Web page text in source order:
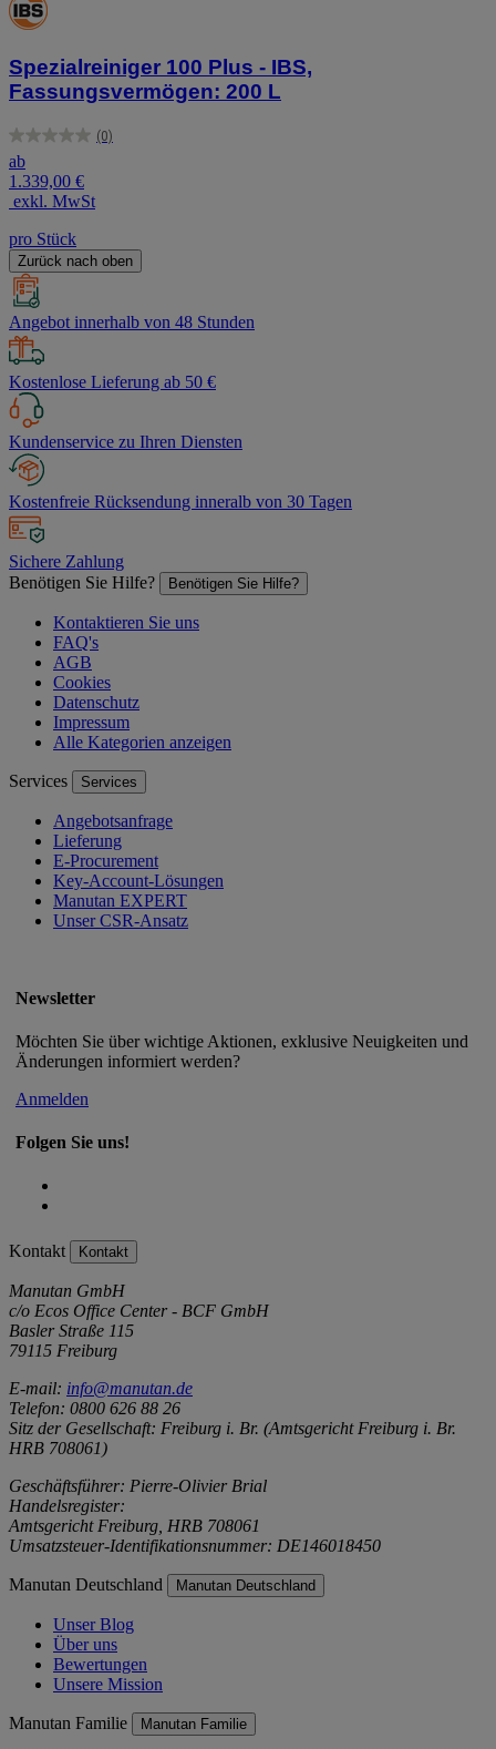
Spezialreiniger 100 Plus - IBS,
Fassungsvermögen: 200 L
(0)
0.0
von
5
Sternen.
ab
1.339,00 €
exkl. MwSt
pro Stück
Zurück nach oben
Angebot innerhalb von 48 Stunden
Kostenlose Lieferung ab 50 €
Kundenservice zu Ihren Diensten
Kostenfreie Rücksendung inneralb von 30 Tagen
Sichere Zahlung
Benötigen Sie Hilfe?
Benötigen Sie Hilfe?
Kontaktieren Sie uns
FAQ's
AGB
Cookies
Datenschutz
Impressum
Alle Kategorien anzeigen
Services Services
Angebotsanfrage
Lieferung
E-Procurement
Key-Account-Lösungen
Manutan EXPERT
Unser CSR-Ansatz
Newsletter
Möchten Sie über wichtige Aktionen, exklusive Neuigkeiten und
Änderungen informiert werden?
Anmelden
Folgen Sie uns!
Kontakt Kontakt
Manutan GmbH
c/o Ecos Office Center - BCF GmbH
Basler Straße 115
79115 Freiburg
E-mail: info@manutan.de
Telefon: 0800 626 88 26
Sitz der Gesellschaft: Freiburg i. Br. (Amtsgericht Freiburg i. Br.
HRB 708061)
Geschäftsführer: Pierre-Olivier Brial
Handelsregister:
Amtsgericht Freiburg, HRB 708061
Umsatzsteuer-Identifikationsnummer: DE146018450
Manutan Deutschland Manutan Deutschland
Unser Blog
Über uns
Bewertungen
Unsere Mission
Manutan Familie Manutan Familie